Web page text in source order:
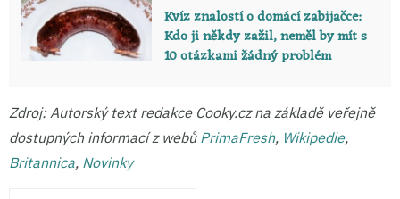
Kvíz znalostí o domácí zabijačce:
Kdo ji někdy zažil, neměl by mít s
10 otázkami žádný problém
Zdroj: Autorský text redakce Cooky.cz na základě veřejně
dostupných informací z webů PrimaFresh, Wikipedie,
Britannica, Novinky